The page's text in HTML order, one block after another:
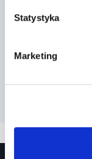
Statystyka
Marketing